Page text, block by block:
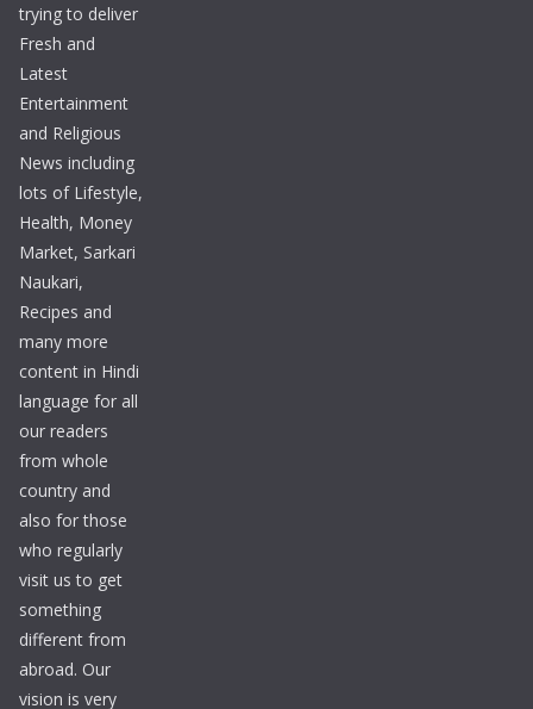
trying to deliver
Fresh and
Latest
Entertainment
and Religious
News including
lots of Lifestyle,
Health, Money
Market, Sarkari
Naukari,
Recipes and
many more
content in Hindi
language for all
our readers
from whole
country and
also for those
who regularly
visit us to get
something
different from
abroad. Our
vision is very